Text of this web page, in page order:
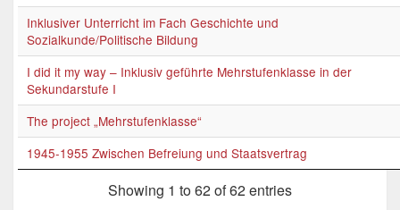
Inklusiver Unterricht im Fach Geschichte und
Sozialkunde/Politische Bildung
I did it my way – Inklusiv geführte Mehrstufenklasse in der
Sekundarstufe I
The project „Mehrstufenklasse“
1945-1955 Zwischen Befreiung und Staatsvertrag
Showing 1 to 62 of 62 entries